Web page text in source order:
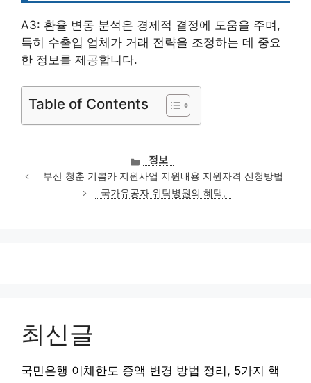
A3: 환율 변동 분석은 경제적 결정에 도움을 주며,
특히 수출입 업체가 거래 전략을 조정하는 데 중요
한 정보를 제공합니다.
Table of Contents
카
테
고
리
정보
부산 청춘 기쁨카 지원사업 지원내용 지원자격 신청방법
국가유공자 위탁병원의 혜택,
최신글
국민은행 이체한도 증액 변경 방법 정리, 5가지 핵